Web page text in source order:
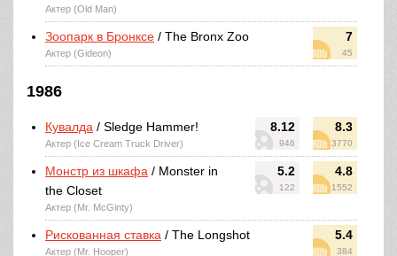
Актер (Old Man)
7
45
Зоопарк в Бронксе / The Bronx Zoo
Актер (Gideon)
1986
8.12
946
8.3
3770
Кувалда / Sledge Hammer!
Актер (Ice Cream Truck Driver)
5.2
122
4.8
1552
Монстр из шкафа / Monster in
the Closet
Актер (Mr. McGinty)
5.4
384
Рискованная ставка / The Longshot
Актер (Mr. Hooper)